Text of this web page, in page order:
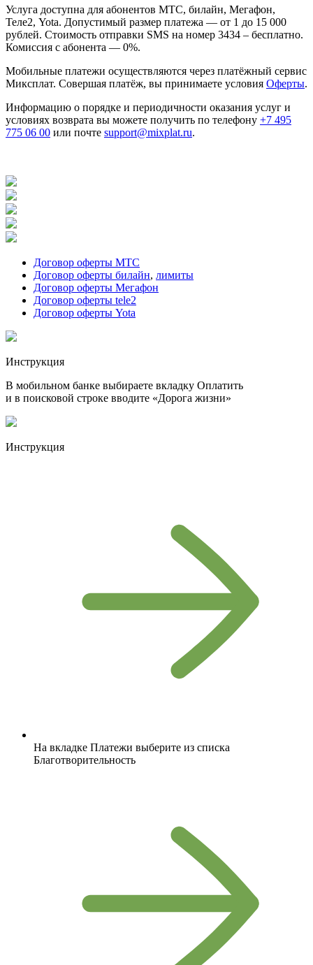
Услуга доступна для абонентов МТС, билайн, Мегафон,
Теле2, Yota. Допустимый размер платежа — от 1 до 15 000
рублей. Стоимость отправки SMS на номер 3434 – бесплатно.
Комиссия с абонента — 0%.
Мобильные платежи осуществляются через платёжный сервис
Миксплат. Совершая платёж, вы принимаете условия Оферты.
Информацию о порядке и периодичности оказания услуг и
условиях возврата вы можете получить по телефону +7 495
775 06 00 или почте support@mixplat.ru.
Договор оферты МТС
Договор оферты билайн, лимиты
Договор оферты Мегафон
Договор оферты tele2
Договор оферты Yota
Инструкция
В мобильном банке выбираете вкладку Оплатить
и в поисковой строке вводите «Дорога жизни»
Инструкция
На вкладке Платежи выберите из списка
Благотворительность